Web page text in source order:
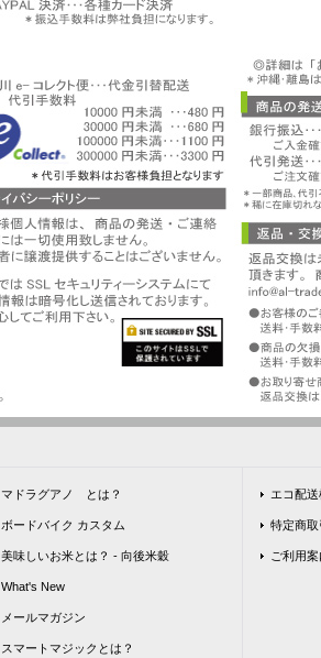
マドラグアノ とは？
ボードバイク カスタム
美味しいお米とは？ - 向後米穀
What's New
メールマガジン
スマートマジックとは？
エコ配
特定商
ご利用案